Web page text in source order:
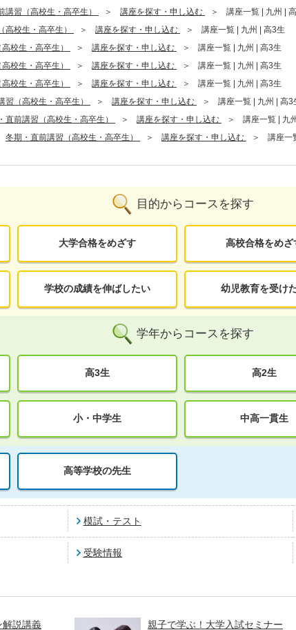
講習（高校生・高卒生） 講座を探す・申し込む
講座一覧 | 九州 |
高校生・高卒生） 講座を探す・申し込む
講座一覧 | 九州 | 高3生
校生・高卒生） 講座を探す・申し込む
講座一覧 | 九州 | 高3生
校生・高卒生） 講座を探す・申し込む
講座一覧 | 九州 | 高3生
校生・高卒生） 講座を探す・申し込む
講座一覧 | 九州 | 高3生
習（高校生・高卒生） 講座を探す・申し込む
講座一覧 | 九州 | 高3
直前講習（高校生・高卒生） 講座を探す・申し込む
講座一覧 | 九
冬期・直前講習（高校生・高卒生） 講座を探す・申し込む 講座一
目的からコースを探す
大学合格をめざす 高校合格をめざ
学校の成績を伸ばしたい 幼児教育を受け
学年からコースを探す
高3生 高2生
小・中学生 中高一貫生
高等学校の先生
模試・テスト
受験情報
解説講義 親子で学ぶ！大学入試セミナー